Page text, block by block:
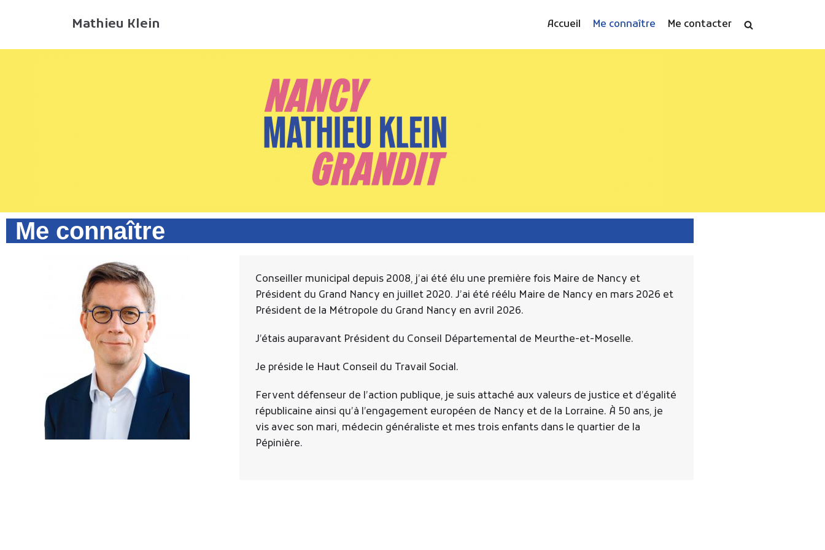
contenu
Mathieu Klein Accueil Me connaître Me contacter
Me connaître
Conseiller municipal depuis 2008, j’ai été élu une première fois Maire de Nancy et
Président du Grand Nancy en juillet 2020. J’ai été réélu Maire de Nancy en mars 2026 et
Président de la Métropole du Grand Nancy en avril 2026.
J’étais auparavant Président du Conseil Départemental de Meurthe-et-Moselle.
Je préside le Haut Conseil du Travail Social.
Fervent défenseur de l’action publique, je suis attaché aux valeurs de justice et d’égalité
républicaine ainsi qu’à l’engagement européen de Nancy et de la Lorraine. À 50 ans, je
vis avec son mari, médecin généraliste et mes trois enfants dans le quartier de la
Pépinière.